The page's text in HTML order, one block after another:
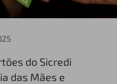
do Sicredi
das Mães e